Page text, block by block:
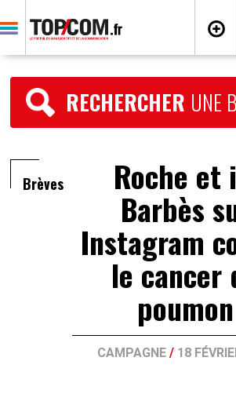
RECHERCHER UNE
Brèves Roche et
Barbès
Instagram
le cancer
poumon
CAMPAGNE / 18